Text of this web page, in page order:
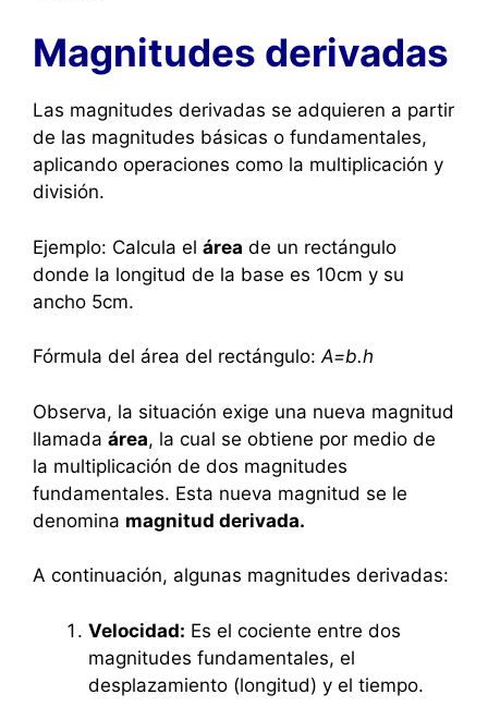
Magnitudes derivadas
Las magnitudes derivadas se adquieren a partir
de las magnitudes básicas o fundamentales,
aplicando operaciones como la multiplicación y
división.
Ejemplo: Calcula el área de un rectángulo
donde la longitud de la base es 10cm y su
ancho 5cm.
Fórmula del área del rectángulo:A=b.h
Observa, la situación exige una nueva magnitud
llamada área, la cual se obtiene por medio de
la multiplicación de dos magnitudes
fundamentales. Esta nueva magnitud se le
denomina magnitud derivada.
A continuación, algunas magnitudes derivadas:
Velocidad: Es el cociente entre dos
magnitudes fundamentales, el
desplazamiento (longitud) y el tiempo.